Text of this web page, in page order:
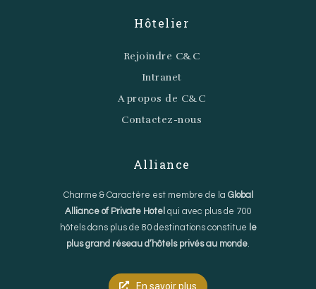
Hôtelier
Rejoindre C&C
Intranet
A propos de C&C
Contactez-nous
Alliance
Charme & Caractère est membre de la Global
Alliance of Private Hotel qui avec plus de 700
hôtels dans plus de 80 destinations constitue le
plus grand réseau d’hôtels privés au monde.
En savoir plus